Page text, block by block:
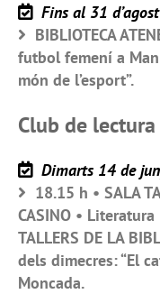
Fins al 31 d’agost
BIBLIOTECA
futbol femení a
món de l’esport”.
Club de lectura
Dimarts 14 de
18.15 h • SALA
CASINO •
TALLERS DE LA
dels dimecres: “El
Moncada.